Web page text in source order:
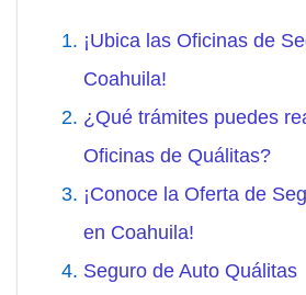
¡Ubica las Oficinas de
Coahuila!
¿Qué trámites puedes
Oficinas de Quálitas?
¡Conoce la Oferta de
en Coahuila!
Seguro de Auto Quálitas